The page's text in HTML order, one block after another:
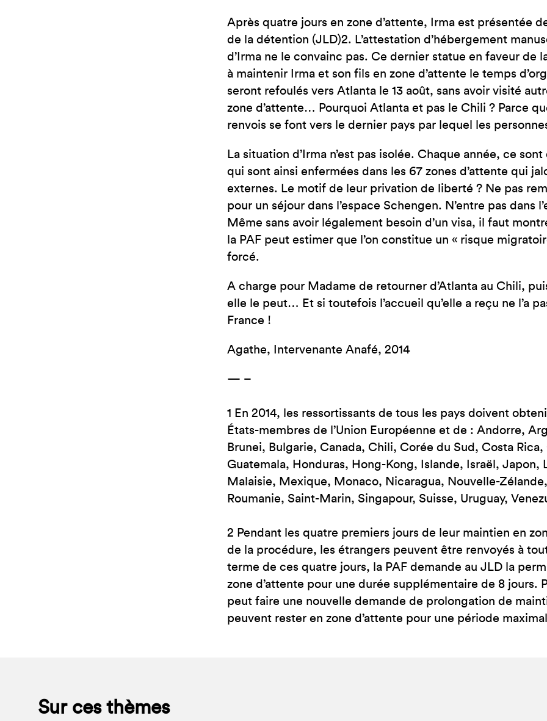
Après quatre jours en zone d’attente, Irma est présentée
de la détention (JLD)2. L’attestation d’hébergement
d’Irma ne le convainc pas. Ce dernier statue en faveur de
à maintenir Irma et son fils en zone d’attente le temps
seront refoulés vers Atlanta le 13 août, sans avoir visité
zone d’attente… Pourquoi Atlanta et pas le Chili ? Parce
renvois se font vers le dernier pays par lequel les
La situation d’Irma n’est pas isolée. Chaque année, ce
qui sont ainsi enfermées dans les 67 zones d’attente qui
externes. Le motif de leur privation de liberté ? Ne pas
pour un séjour dans l’espace Schengen. N’entre pas dans
Même sans avoir légalement besoin d’un visa, il faut
la PAF peut estimer que l’on constitue un « risque
forcé.
A charge pour Madame de retourner d’Atlanta au Chili,
elle le peut… Et si toutefois l’accueil qu’elle a reçu ne l’a
France !
Agathe, Intervenante Anafé, 2014
— –
1 En 2014, les ressortissants de tous les pays doivent
États-membres de l’Union Européenne et de : Andorre,
Brunei, Bulgarie, Canada, Chili, Corée du Sud, Costa
Guatemala, Honduras, Hong-Kong, Islande, Israël, Japon,
Malaisie, Mexique, Monaco, Nicaragua, Nouvelle-Zélande,
Roumanie, Saint-Marin, Singapour, Suisse, Uruguay,
2 Pendant les quatre premiers jours de leur maintien en
de la procédure, les étrangers peuvent être renvoyés à
terme de ces quatre jours, la PAF demande au JLD la
zone d’attente pour une durée supplémentaire de 8 jours.
peut faire une nouvelle demande de prolongation de
peuvent rester en zone d’attente pour une période
Sur ces thèmes